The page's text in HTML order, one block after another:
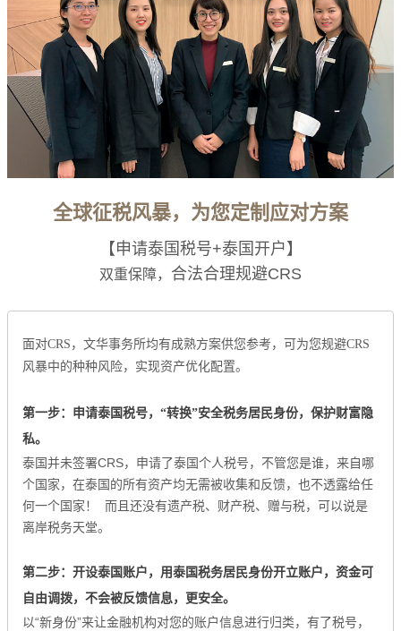
全球征税风暴，为您定制应对方案
【申请泰国税号+泰国开户】
双重保障， 合法合理规避CRS
面对CRS，文华事务所均有成熟方案供您参考，可为您规避CRS
风暴中的种种风险，实现资产优化配置。
第一步：申请泰国税号，“转换”安全税务居民身份，保护财富隐
私。
泰国并未签署CRS，申请了泰国个人税号，不管您是谁，来自哪
个国家，在泰国的所有资产均无需被收集和反馈，也不透露给任
何一个国家！ 而且还没有遗产税、财产税、赠与税，可以说是
离岸税务天堂。
第二步：开设泰国账户，用泰国税务居民身份开立账户，资金可
自由调拨，不会被反馈信息，更安全。
以“新身份”来让金融机构对您的账户信息进行归类，有了税号，